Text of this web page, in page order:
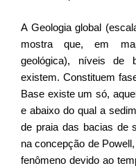
A Geologia global
mostra que, em
geológica), níveis de
existem. Constituem
Base existe um só,
e abaixo do qual a
de praia das bacias de
na concepção de
fenômeno devido ao